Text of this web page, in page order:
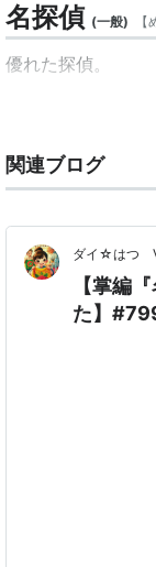
名探偵 (一般) 【
優れた探偵。
関連ブログ
ダイ☆はつ
【掌編
た】